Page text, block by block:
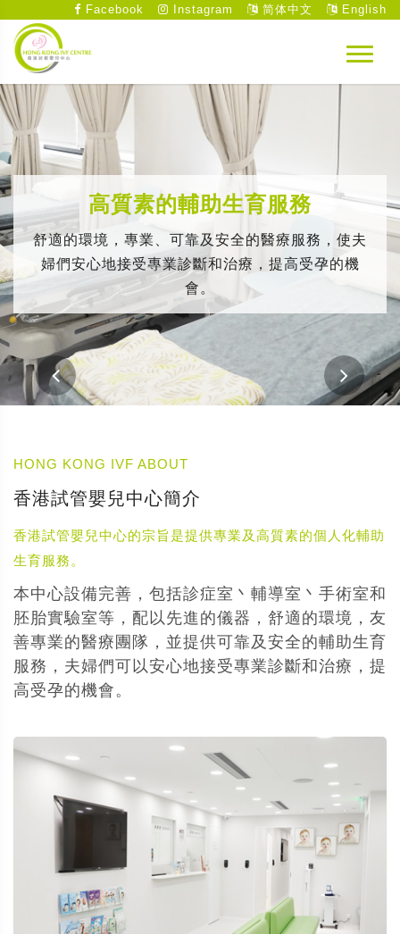
Facebook Instagram 简体中文 English
高質素的輔助生育服務
舒適的環境，專業、可靠及安全的醫療服務，使夫
婦們安心地接受專業診斷和治療，提高受孕的機
會。
HONG KONG IVF ABOUT
香港試管嬰兒中心簡介
香港試管嬰兒中心的宗旨是提供專業及高質素的個人化輔助
生育服務。
本中心設備完善，包括診症室丶輔導室丶手術室和
胚胎實驗室等，配以先進的儀器，舒適的環境，友
善專業的醫療團隊，並提供可靠及安全的輔助生育
服務，夫婦們可以安心地接受專業診斷和治療，提
高受孕的機會。